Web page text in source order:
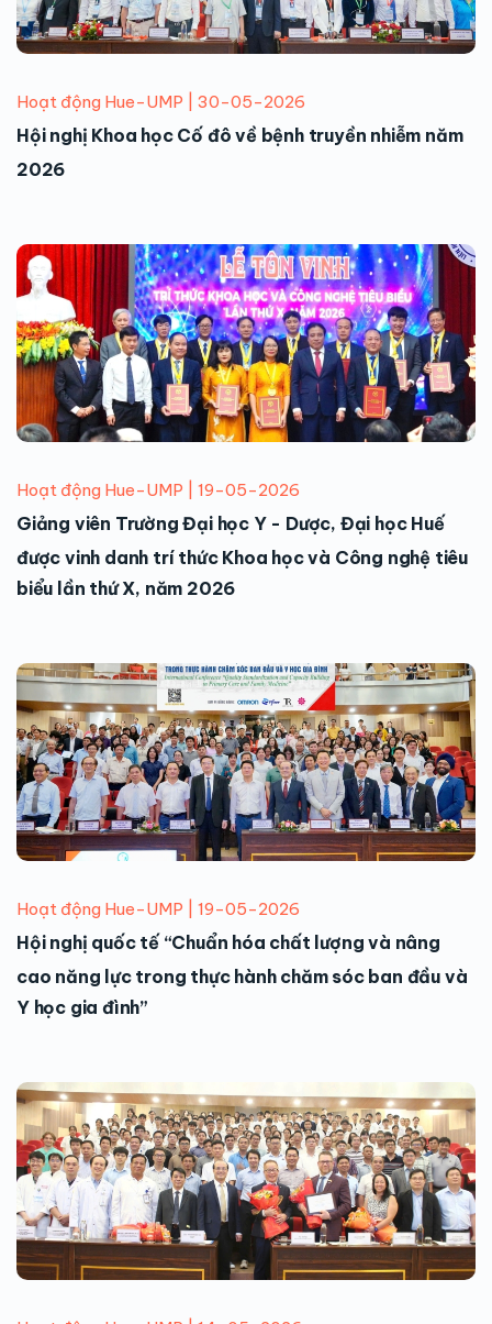
Hoạt động Hue-UMP | 30-05-2026
Hội nghị Khoa học Cố đô về bệnh truyền nhiễm năm
2026
Hoạt động Hue-UMP | 19-05-2026
Giảng viên Trường Đại học Y - Dược, Đại học Huế
được vinh danh trí thức Khoa học và Công nghệ tiêu
biểu lần thứ X, năm 2026
Hoạt động Hue-UMP | 19-05-2026
Hội nghị quốc tế “Chuẩn hóa chất lượng và nâng
cao năng lực trong thực hành chăm sóc ban đầu và
Y học gia đình”